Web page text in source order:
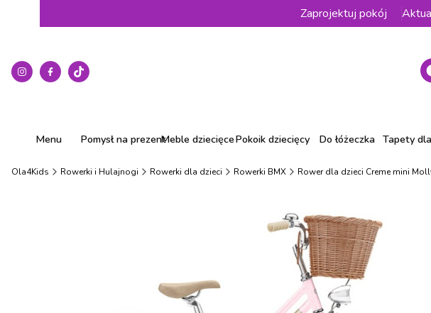
Zaprojektuj pokój
Menu Pomysł na prezentMeble dziecięcePokoik dziecięcy Do łóżeczka Tapety
Ola4Kids Rowerki i Hulajnogi Rowerki dla dzieci Rowerki BMX Rower dla dzieci Creme mini